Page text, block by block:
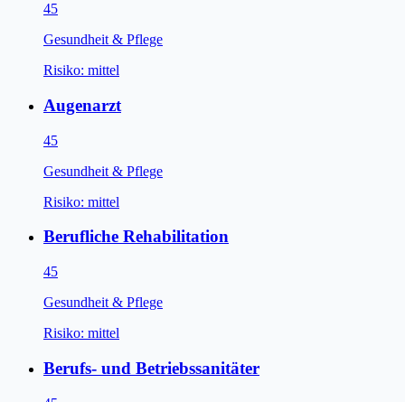
45
Gesundheit & Pflege
Risiko: mittel
Augenarzt
45
Gesundheit & Pflege
Risiko: mittel
Berufliche Rehabilitation
45
Gesundheit & Pflege
Risiko: mittel
Berufs- und Betriebssanitäter